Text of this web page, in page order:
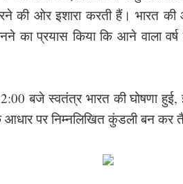
की ओर इशारा करती हैं। भारत
का प्रयास किया कि आने वाला वर्ष
बजे स्वतंत्र भारत की घोषणा
पर निम्नलिखित कुंडली बन कर